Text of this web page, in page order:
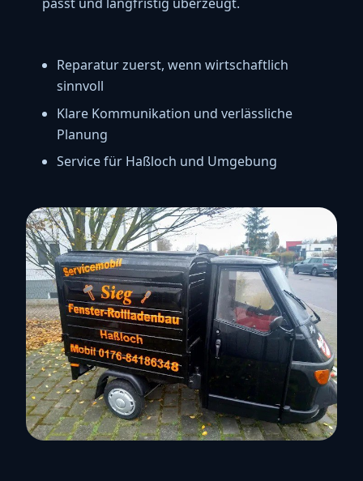
Reparatur zuerst, wenn wirtschaftlich
sinnvoll
Klare Kommunikation und verlässliche
Planung
Service für Haßloch und Umgebung